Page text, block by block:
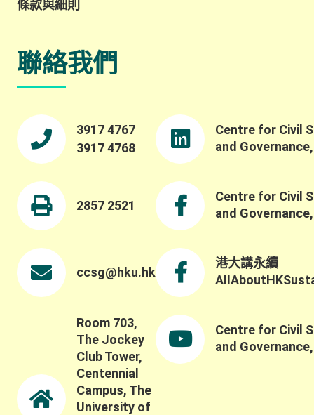
條款與細則
聯絡我們
3917 4767
3917 4768
2857 2521
ccsg@hku.hk
Room 703,
The Jockey
Club Tower,
Centennial
Campus, The
University of
Centre for Civil
and
Centre for Civil
and
港大講永續
Centre for Civil
and